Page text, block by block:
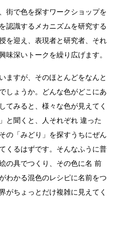
街で色を探すワークショップを
認識するメカニズムを研究する
を迎え、表現者と研究者、それ
味深いトークを繰り広げます。
ますが、そのほとんどをなんと
しょうか。どんな色がどこにあ
てみると、様々な色が見えてく
と聞くと、人それぞれ 違った
の「みどり」を探すうちにぜん
くるはずです。そんなふうに普
の具でつくり、その色に名 前
わかる混色のレシピに名前をつ
がちょっとだけ複雑に見えてく